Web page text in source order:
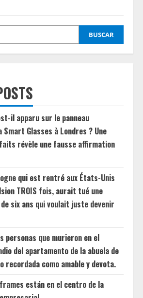
BUSCAR
il apparu sur le panneau
Glasses à Londres ? Une
révèle une fausse affirmation
qui est rentré aux États-Unis
TROIS fois, aurait tué une
six ans qui voulait juste devenir
personas que murieron en el
del apartamento de la abuela de
recordada como amable y devota.
están en el centro de la